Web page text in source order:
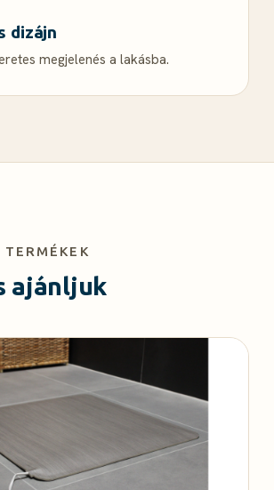
dizájn
megjelenés a lakásba.
ajánljuk